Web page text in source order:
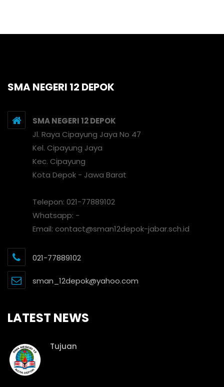
SMA NEGERI 12 DEPOK
SMA NEGERI 12 DEPOK
Jl. Raya Cipayung Jaya No 47
Kel. Cipayung Jaya
Kec. Cipayung
Kota Depok - Jawa Barat
Telepon: 021-77889102
Whatsapp: -
Email: contact@sman12depok-jabar.sch.id
021-77889102
sman_12depok@yahoo.com
LATEST NEWS
Tujuan